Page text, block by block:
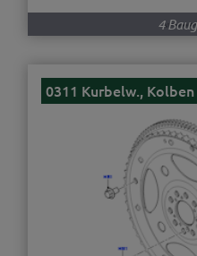
4
0311 Kurbelw.,